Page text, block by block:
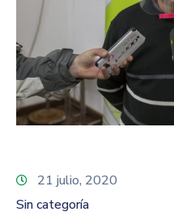
21 julio, 2020
Sin categoría